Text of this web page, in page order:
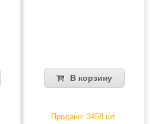
В корзину
Продано: 3458 шт.